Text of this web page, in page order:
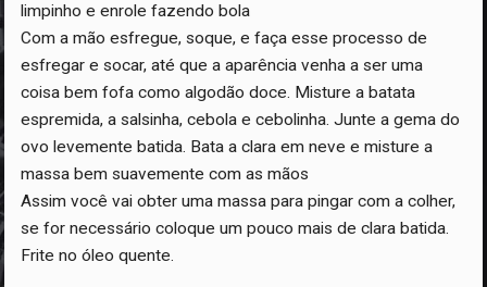
limpinho e enrole fazendo bola
Com a mão esfregue, soque, e faça esse processo de
esfregar e socar, até que a aparência venha a ser uma
coisa bem fofa como algodão doce. Misture a batata
espremida, a salsinha, cebola e cebolinha. Junte a gema do
ovo levemente batida. Bata a clara em neve e misture a
massa bem suavemente com as mãos
Assim você vai obter uma massa para pingar com a colher,
se for necessário coloque um pouco mais de clara batida.
Frite no óleo quente.